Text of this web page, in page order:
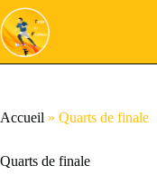
Passer
au
contenu
Accueil » Quarts de finale
Quarts de finale